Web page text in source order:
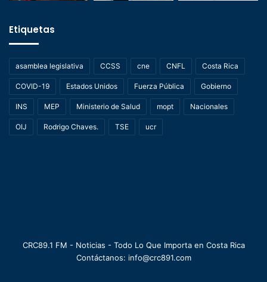
Etiquetas
asamblea legislativa CCSS cne CNFL Costa Rica
COVID-19 Estados Unidos Fuerza Pública Gobierno
INS MEP Ministerio de Salud mopt Nacionales
OIJ Rodrigo Chaves. TSE ucr
CRC89.1 FM - Noticias - Todo Lo Que Importa en Costa Rica
Contáctanos: info@crc891.com